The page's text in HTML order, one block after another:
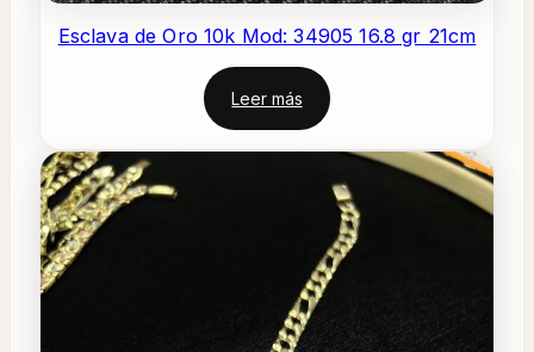
Esclava de Oro 10k Mod: 34905 16.8 gr 21cm
Leer más